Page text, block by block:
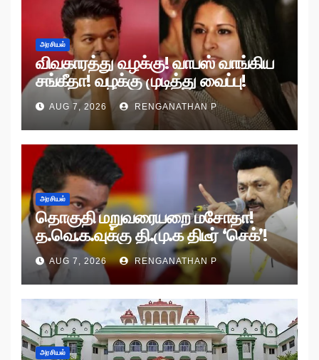
அரசியல்
விவகாரத்து வழக்கு! வாபஸ் வாங்கிய
சங்கீதா! வழக்கு முடித்து வைப்பு!
AUG 7, 2026 RENGANATHAN P
அரசியல்
தொகுதி மறுவரையறை மசோதா!
த.வெ.க.வுக்கு தி.மு.க திடீர் ‘செக்’!
AUG 7, 2026 RENGANATHAN P
அரசியல்